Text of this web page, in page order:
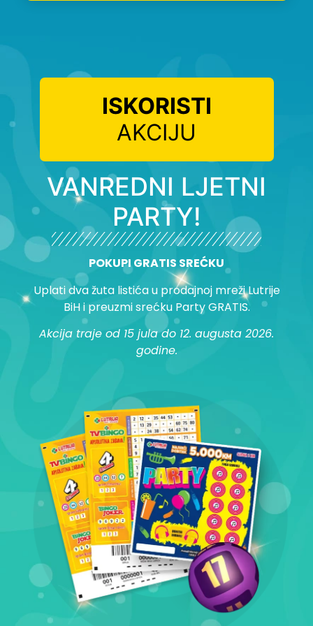
ISKORISTI
AKCIJU
VANREDNI LJETNI
PARTY!
POKUPI GRATIS SREĆKU
Uplati dva žuta listića u prodajnoj mreži Lutrije
BiH i preuzmi srećku Party GRATIS.
Akcija traje od 15 jula do 12. augusta 2026.
godine.